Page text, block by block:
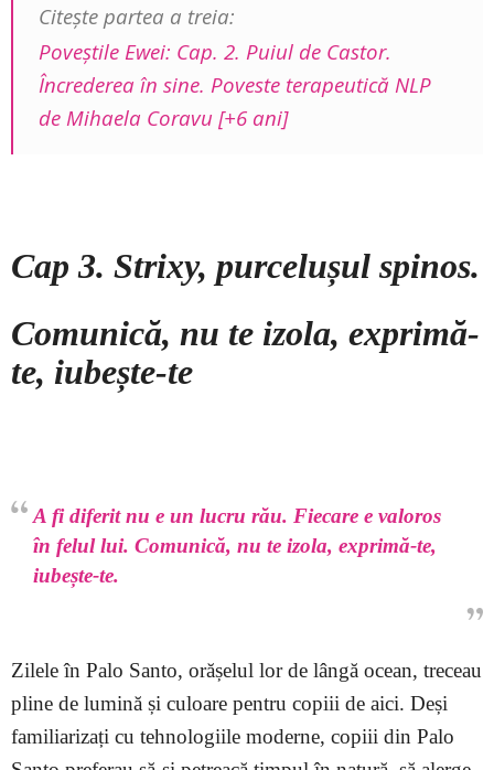
Citeşte partea a treia:
Poveştile Ewei: Cap. 2. Puiul de Castor.
Încrederea în sine. Poveste terapeutică NLP
de Mihaela Coravu [+6 ani]
Cap 3. Strixy, purcelușul spinos.
Comunică, nu te izola, exprimă-
te, iubește-te
A fi diferit nu e un lucru rău. Fiecare e valoros
în felul lui. Comunică, nu te izola, exprimă-te,
iubește-te.
Zilele în Palo Santo, orășelul lor de lângă ocean, treceau
pline de lumină și culoare pentru copiii de aici. Deși
familiarizați cu tehnologiile moderne, copiii din Palo